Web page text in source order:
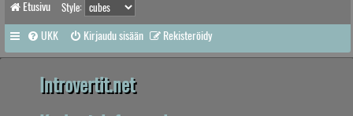
Etusivu Style:
UKK Kirjaudu sisään Rekisteröidy
Introvertit.net